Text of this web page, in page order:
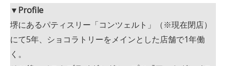
▼Profile
堺にあるパティスリー「コンツェルト」（※現在閉店）
にて5年、ショコラトリーをメインとした店舗で1年働
く。